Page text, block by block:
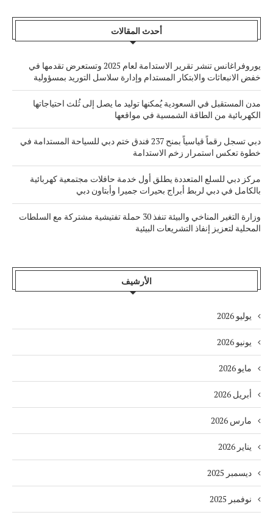
أحدث المقالات
يوروفراغانس تنشر تقرير الاستدامة لعام 2025 وتستعرض تقدمها في
خفض الانبعاثات والابتكار المستدام وإدارة سلاسل التوريد بمسؤولية
مدن المستقبل في السعودية يُمكنها توليد ما يصل إلى ثُلث احتياجاتها
الكهربائية من الطاقة الشمسية في مواقعها
دبي تسجل رقماً قياسياً بمنح 237 فندق ختم دبي للسياحة المستدامة في
خطوة تعكس استمرار زخم الاستدامة
مركز دبي للسلع المتعددة يطلق أول خدمة حافلات مجتمعية كهربائية
بالكامل في دبي لربط أبراج بحيرات جميرا وأبتاون دبي
وزارة التغير المناخي والبيئة تنفذ 30 حملة تفتيشية مشتركة مع السلطات
المحلية لتعزيز إنفاذ التشريعات البيئية
الأرشيف
يوليو 2026
يونيو 2026
مايو 2026
أبريل 2026
مارس 2026
يناير 2026
ديسمبر 2025
نوفمبر 2025